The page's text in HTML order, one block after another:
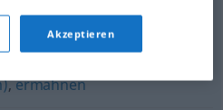
(etwas) husten (ugs.)
,ermahnen
Akzeptieren